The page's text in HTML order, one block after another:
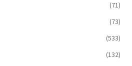
(71)
(73)
(533)
(132)